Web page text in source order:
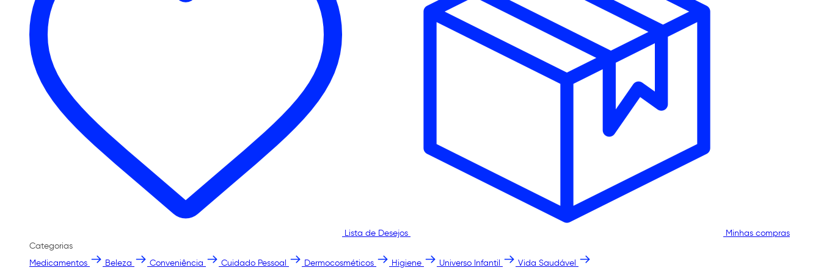
Lista de Desejos
Minhas compras
Categorias
Medicamentos
Beleza Conveniência Cuidado Pessoal Dermocosméticos Higiene Universo Infantil Vida Saudável